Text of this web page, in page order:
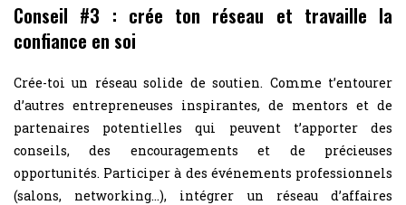
Conseil #3 : crée ton réseau et travaille la
confiance en soi
Crée-toi un réseau solide de soutien. Comme t’entourer
d’autres entrepreneuses inspirantes, de mentors et de
partenaires potentielles qui peuvent t’apporter des
conseils, des encouragements et de précieuses
opportunités. Participer à des événements professionnels
(salons, networking…), intégrer un réseau d’affaires